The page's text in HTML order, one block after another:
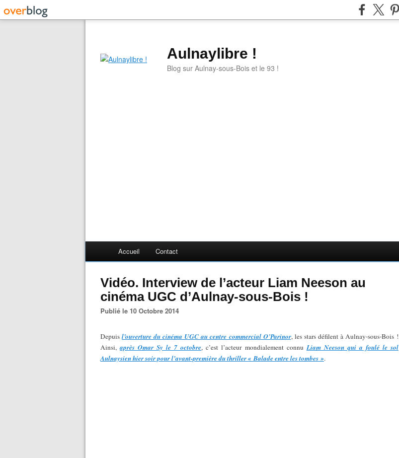
Aulnaylibre !
Blog sur Aulnay-sous-Bois et le 93 !
Accueil Contact
Vidéo. Interview de l’acteur Liam Neeson au
cinéma UGC d’Aulnay-sous-Bois !
Publié le 10 Octobre 2014
Depuisl’ouverture du cinéma UGC au centre commercial O’Parinor, les stars défilent à Aulnay-sous-Bois !
Ainsi,après Omar Sy le 7 octobre, c’est l’acteur mondialement connuLiam Neeson qui a foulé le sol
Aulnaysien hier soir pour l’avant-première du thriller « Balade entre les tombes ».